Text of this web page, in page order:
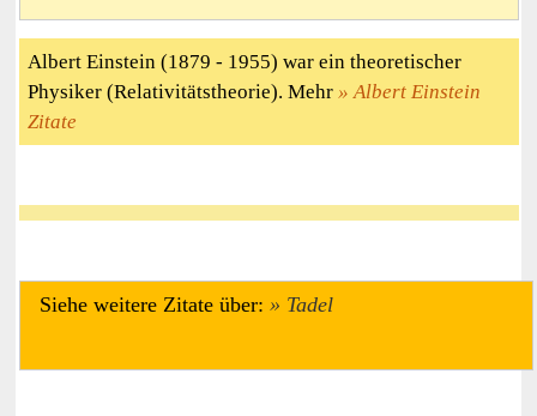
Albert Einstein (1879 - 1955) war ein theoretischer
Physiker (Relativitätstheorie). Mehr
Albert Einstein
Zitate
Siehe weitere Zitate über: Tadel